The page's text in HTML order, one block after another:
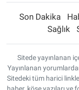
Son Dakika
Sağlık
Sitede yayınlanan
Yayınlanan
Sitedeki tüm harici